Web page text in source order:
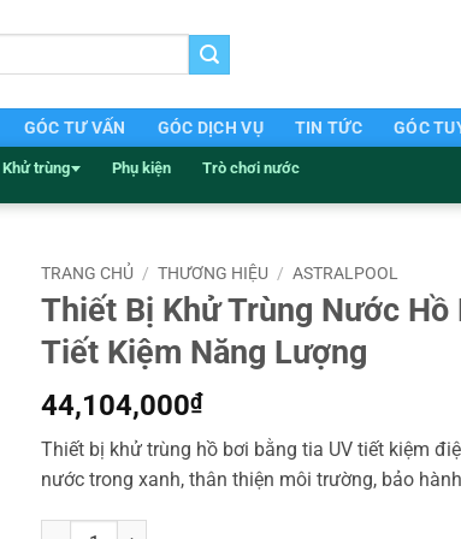
GÓC TƯ VẤN GÓC DỊCH VỤ TIN TỨC GÓC
Khử trùng Phụ kiện Trò chơi nước
TRANG CHỦ / THƯƠNG HIỆU / ASTRALPOOL
Thiết Bị Khử Trùng Nước Hồ
Tiết Kiệm Năng Lượng
44,104,000₫
Thiết bị khử trùng hồ bơi bằng tia UV tiết kiệm
nước trong xanh, thân thiện môi trường, bảo
Thiết Bị Khử Trùng Nước Hồ Bơi Bằng Tia UV Tiết